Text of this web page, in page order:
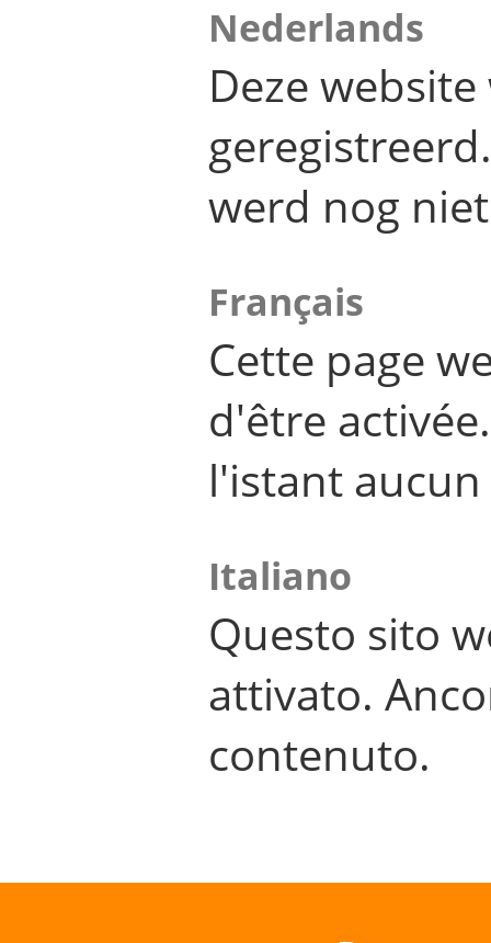
Nederlands
Deze
werd nog
Français
Cette page
d'être
l'istant
Italiano
Questo sito
attivato.
contenuto.